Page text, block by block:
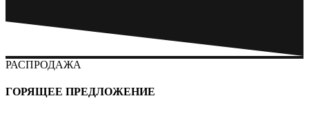
РАСПРОДАЖА
ГОРЯЩЕЕ ПРЕДЛОЖЕНИЕ